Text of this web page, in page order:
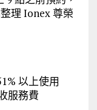
理 Ionex 尊榮
以上使用
服務費